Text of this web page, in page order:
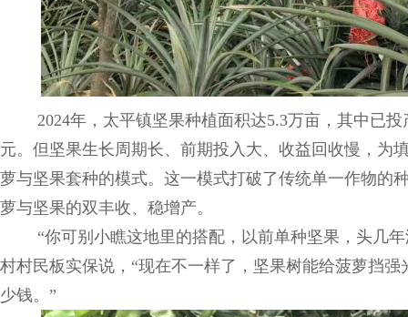
2024年，太平镇坚果种植面积达5.3万亩，其中已
元。但坚果生长周期长、前期投入大、收益回收慢，为
萝与坚果套种的模式。这一模式打破了传统单一作物的
萝与坚果的双丰收、稳增产。
“你可别小瞧这地里的搭配，以前单种坚果，头几
村村民板实保说，“现在不一样了，坚果树能给菠萝挡
少钱。”